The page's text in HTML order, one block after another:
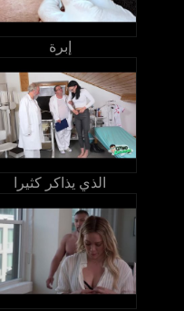
إبرة
الذي يذاكر كثيرا